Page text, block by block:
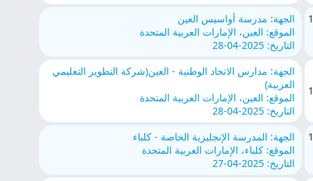
الجهة: مدرسة أواسيس العين
الموقع: العين، الإمارات العربية المتحدة
التاريخ: 2025-04-28
الجهة: مدارس الاتحاد الوطنية - العين(شركة التطوير التعليمي
العربية)
الموقع: العين، الإمارات العربية المتحدة
التاريخ: 2025-04-28
الجهة: المدرسة الإنجليزية الخاصة - كلباء
الموقع: كلباء، الإمارات العربية المتحدة
التاريخ: 2025-04-27